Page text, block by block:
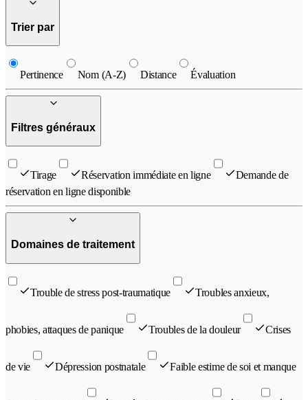
Trier par
Pertinence Nom (A-Z) Distance Évaluation
Filtres généraux
Tirage Réservation immédiate en ligne
Demande de
réservation en ligne disponible
Domaines de traitement
Trouble de stress post-traumatique Troubles anxieux,
phobies, attaques de panique Troubles de la douleur Crises
de vie Dépression postnatale Faible estime de soi et manque